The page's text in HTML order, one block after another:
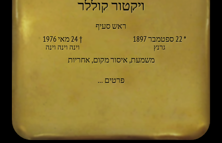
ויקטור קוללר
ראש סעיף
* 22 ספטמבר 1897
גרנץ
† 24 מאי 1976
וינה וינה וינה
משמעת,איסור מקום,אחריות
פרטים …